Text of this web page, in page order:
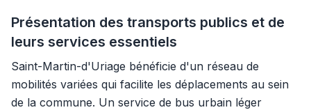
Présentation des transports publics et de
leurs services essentiels
Saint-Martin-d'Uriage bénéficie d'un réseau de
mobilités variées qui facilite les déplacements au sein
de la commune. Un service de bus urbain léger